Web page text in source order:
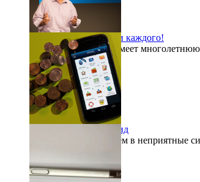
Windows 10 для всех и каждого!
Компания Microsoft имеет
2015-08-03
«Кошелек» на Андроид
Как часто мы попадаем в неприятные